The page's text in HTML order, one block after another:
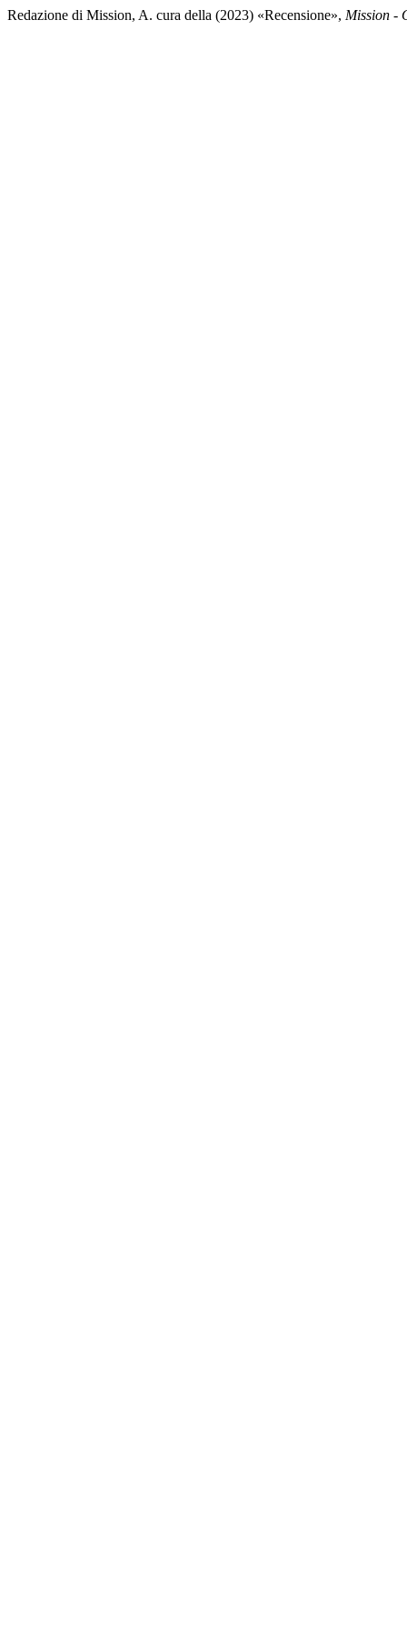
Redazione di Mission, A. cura della (2023) «Recensione», Mission -